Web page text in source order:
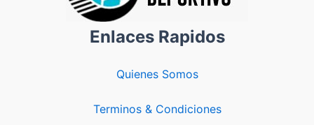
Enlaces Rapidos
Quienes Somos
Terminos & Condiciones